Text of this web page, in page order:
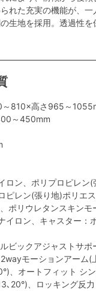
れた充実の機能が、
生地を採用。透過性
810×高さ965～
～450mm
ン、ポリプロピレン(
ピレン(張り地)ポリエ
ポリウレタンスキンモ
ロン、キャスター：
ビックアジャストサポ
モーションアーム
、オートフィット シ
､20°)、ロッキング反